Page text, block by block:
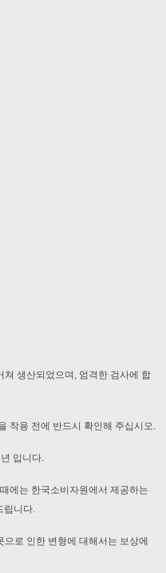
쳐 생산되었으며, 엄격한 검사에 합
착용 전에 반드시 확인해 주십시오.
입니다.
에는 한국소비자원에서 제공하는
립니다.
로 인한 변형에 대해서는 보상에